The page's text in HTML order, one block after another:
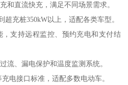
和直流快充，满足不同场景需求。
充桩350kW以上，适配各类车型。
支持远程监控、预约充电和支付结
流、漏电保护和温度监测系统。
电接口标准，适配多数电动车。